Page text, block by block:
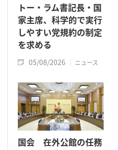
トー・ラム書記長・国
家主席、科学的で実行
しやすい党規約の制定
を求める
05/08/2026 ニュース
国会 在外公館の任務